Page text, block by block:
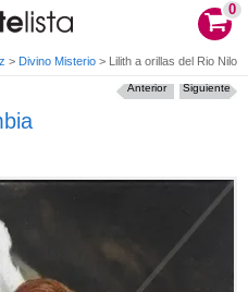
0
> Divino Misterio > Lilith a orillas del Rio Nilo
Siguiente
Anterior